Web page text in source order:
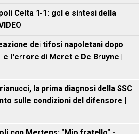
Celta 1-1: gol e sintesi della
dei tifosi napoletani dopo
e l'errore di Meret e De Bruyne |
la prima diagnosi della SSC
sulle condizioni del difensore |